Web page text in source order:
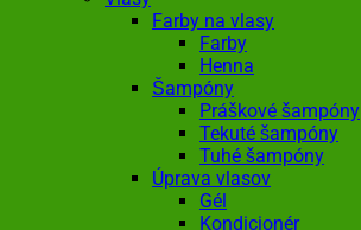
Farby na vlasy
Farby
Henna
Šampóny
Práškové šampóny
Tekuté šampóny
Tuhé šampóny
Úprava vlasov
Gél
Kondicionér